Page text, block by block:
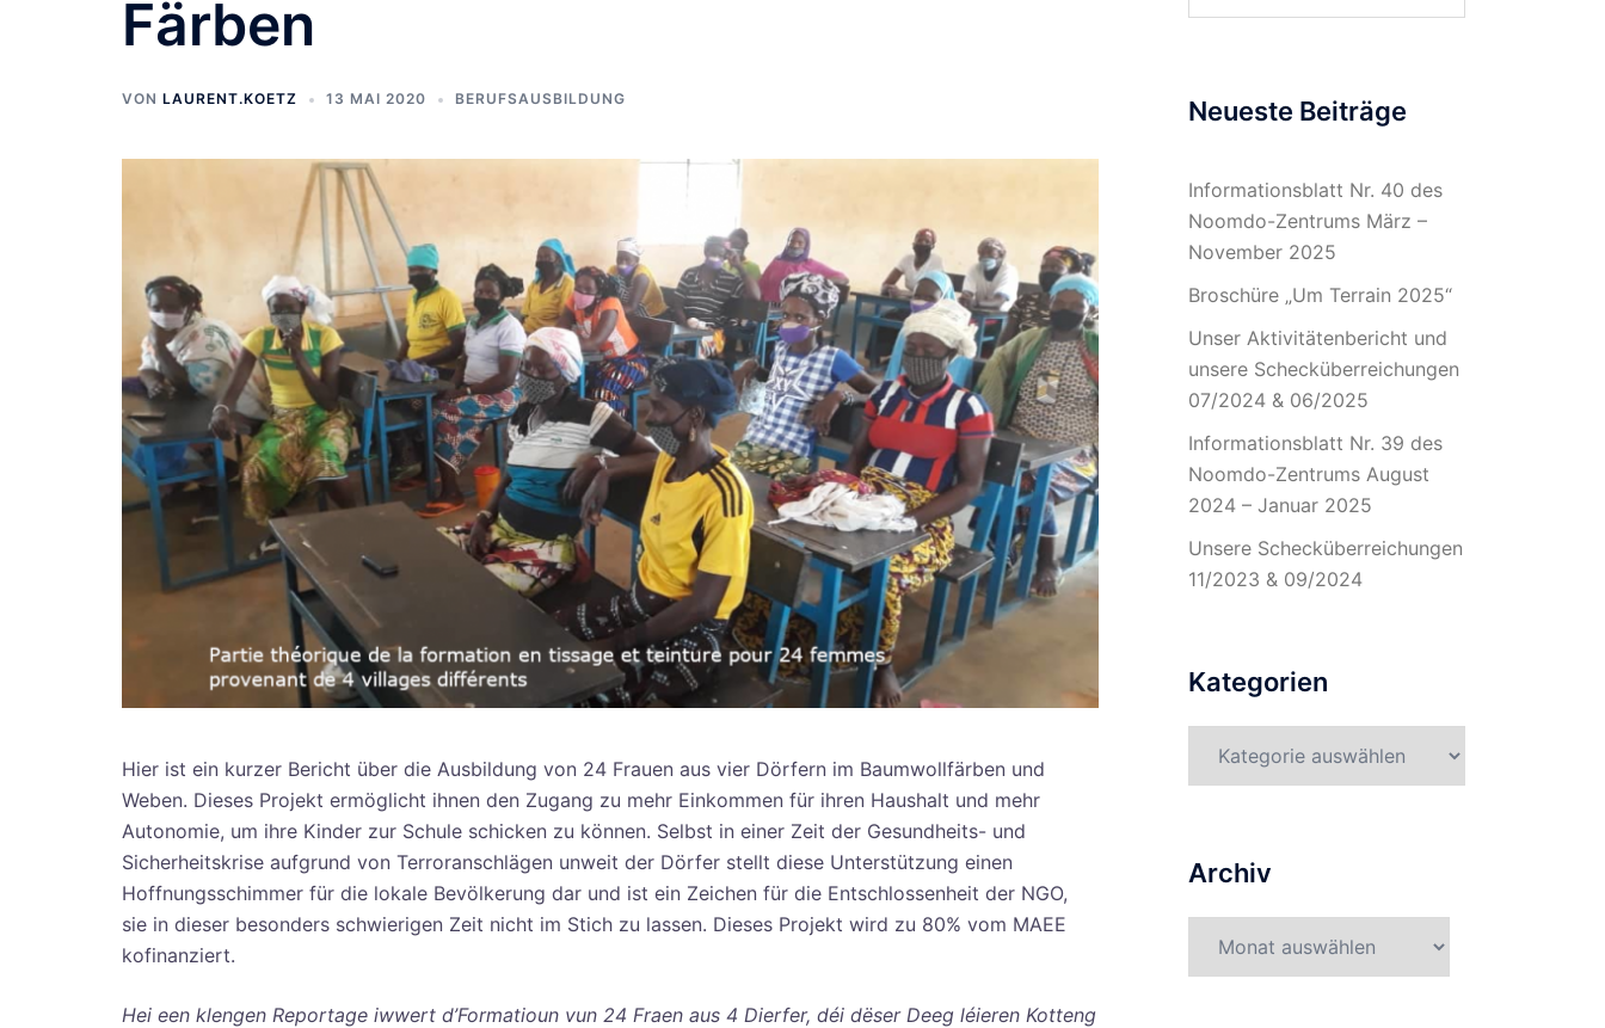
Färben
VON LAURENT.KOETZ 13 MAI 2020 BERUFSAUSBILDUNG
Hier ist ein kurzer Bericht über die Ausbildung von 24 Frauen aus vier Dörfern im Baumwollfärben und
Weben. Dieses Projekt ermöglicht ihnen den Zugang zu mehr Einkommen für ihren Haushalt und mehr
Autonomie, um ihre Kinder zur Schule schicken zu können. Selbst in einer Zeit der Gesundheits- und
Sicherheitskrise aufgrund von Terroranschlägen unweit der Dörfer stellt diese Unterstützung einen
Hoffnungsschimmer für die lokale Bevölkerung dar und ist ein Zeichen für die Entschlossenheit der NGO,
sie in dieser besonders schwierigen Zeit nicht im Stich zu lassen. Dieses Projekt wird zu 80% vom MAEE
kofinanziert.
Hei een klengen Reportage iwwert d’Formatioun vun 24 Fraen aus 4 Dierfer, déi dëser Deeg léieren Kotteng
Neueste Beiträge
Informationsblatt Nr. 40 des
Noomdo-Zentrums März –
November 2025
Broschüre „Um Terrain 2025“
Unser Aktivitätenbericht und
unsere Schecküberreichungen
07/2024 & 06/2025
Informationsblatt Nr. 39 des
Noomdo-Zentrums August
2024 – Januar 2025
Unsere Schecküberreichungen
11/2023 & 09/2024
Kategorien
Archiv